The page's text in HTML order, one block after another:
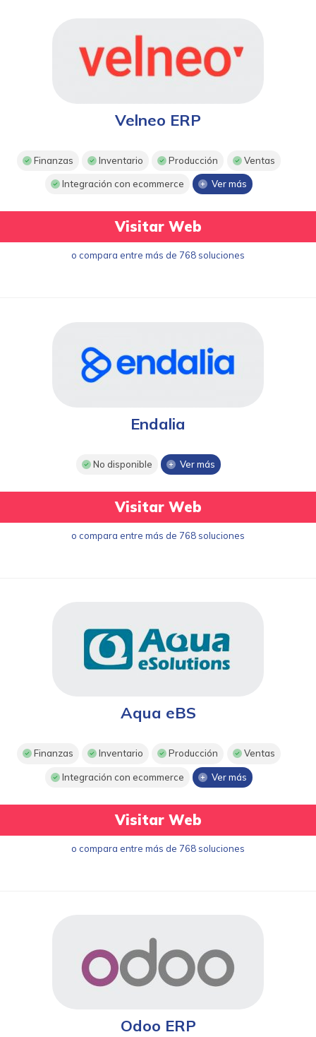
Velneo ERP
Finanzas Inventario Producción Ventas
Integración con ecommerce Ver más
Visitar Web
o compara entre más de 768 soluciones
Endalia
No disponible Ver más
Visitar Web
o compara entre más de 768 soluciones
Aqua eBS
Finanzas Inventario Producción Ventas
Integración con ecommerce Ver más
Visitar Web
o compara entre más de 768 soluciones
Odoo ERP